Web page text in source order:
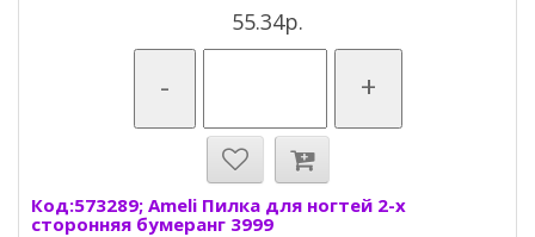
55.34р.
- +
Код:573289; Ameli Пилка для ногтей 2-х
сторонняя бумеранг 3999